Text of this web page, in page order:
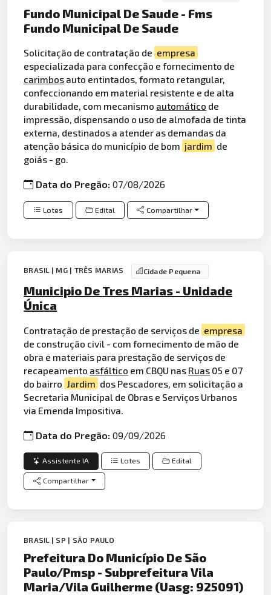
Fundo Municipal De Saude - Fms
Fundo Municipal De Saude
Solicitação de contratação de empresa
especializada para confecção e fornecimento de
carimbos auto entintados, formato retangular,
confeccionando em material resistente e de alta
durabilidade, com mecanismo automático de
impressão, dispensando o uso de almofada de tinta
externa, destinados a atender as demandas da
atenção básica do município de bom jardim de
goiás - go.
Data do Pregão:07/08/2026
Lotes Edital Compartilhar
BRASIL | MG | TRÊS MARIAS Cidade Pequena
Municipio De Tres Marias - Unidade
Única
Contratação de prestação de serviços de empresa
de construção civil - com fornecimento de mão de
obra e materiais para prestação de serviços de
recapeamento asfáltico em CBQU nas Ruas 05 e 07
do bairro Jardim dos Pescadores, em solicitação a
Secretaria Municipal de Obras e Serviços Urbanos
via Emenda Impositiva.
Data do Pregão:09/09/2026
Assistente IA Lotes Edital
Compartilhar
BRASIL | SP | SÃO PAULO
Prefeitura Do Município De São
Paulo/Pmsp - Subprefeitura Vila
Maria/Vila Guilherme (Uasg: 925091)